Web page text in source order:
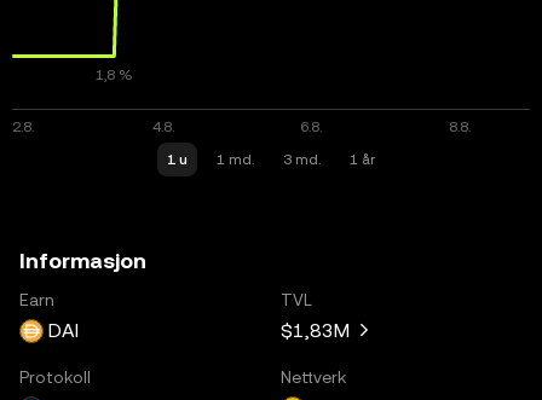
1 u 1 md. 3 md. 1 år
Informasjon
Earn
DAI
TVL
$1,83M
Protokoll Nettverk